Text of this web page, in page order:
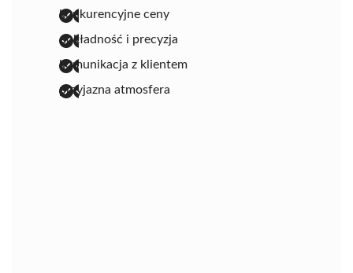
konkurencyjne ceny
dokładność i precyzja
komunikacja z klientem
przyjazna atmosfera